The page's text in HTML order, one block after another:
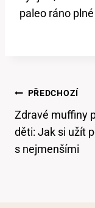
paleo ráno
Navigace
Pro
Příspěvek
PŘEDCHOZÍ
Zdravé muffiny
děti: Jak si užít
s nejmenšími